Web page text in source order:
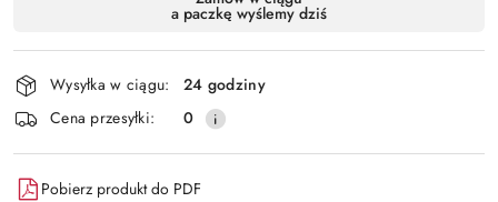
Wyślij
dostawa
a paczkę wyślemy dziś
Wysyłka w ciągu:
24 godziny
Cena przesyłki:
0
Pobierz produkt do PDF